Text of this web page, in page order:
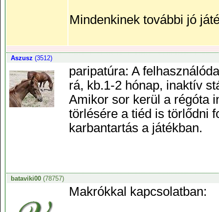
Mindenkinek további jó
Aszusz (3512)
paripatúra: A
rá, kb.1-2 hónap, inaktív
Amikor sor kerül a régóta
törlésére a tiéd is törlődni
karbantartás a játékban.
bataviki00(78757)
Makrókkal kapcsolatban: